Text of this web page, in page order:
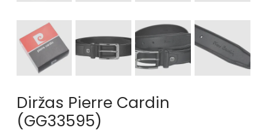
Diržas Pierre Cardin
(GG33595)